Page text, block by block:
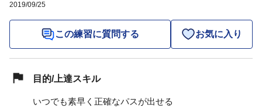
2019/09/25
この練習に質問する お気に入り
目的/上達スキル
いつでも素早く正確なパスが出せる